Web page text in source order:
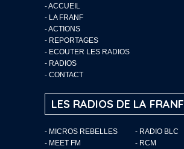
-ACCUEIL
- LA FRANF
-ACTIONS
- REPORTAGES
- ECOUTER LES RADIOS
- RADIOS
- CONTACT
LES RADIOS DE LA FRANF
- MICROS REBELLES
- RADIO BLC
- MEET FM
- RCM